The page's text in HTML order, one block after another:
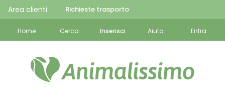
Area clienti Richieste trasporto
Home Cerca Inserisci Aiuto Entra